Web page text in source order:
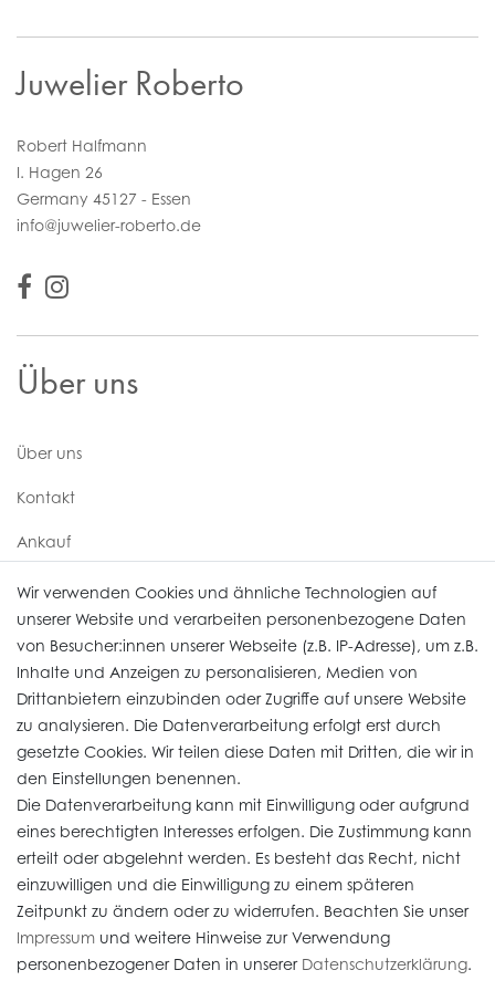
Juwelier Roberto
Robert Halfmann
I. Hagen 26
Germany 45127 - Essen
info@juwelier-roberto.de
Über uns
Über uns
Kontakt
Ankauf
Uhren Service
Vertrag widerrufen
Informationen
Widerrufs­recht
Impressum
AGB
Wir verwenden Cookies und ähnliche Technologien auf
unserer Website und verarbeiten personenbezogene Daten
von Besucher:innen unserer Webseite (z.B. IP-Adresse), um z.B.
Inhalte und Anzeigen zu personalisieren, Medien von
Drittanbietern einzubinden oder Zugriffe auf unsere Website
zu analysieren. Die Datenverarbeitung erfolgt erst durch
gesetzte Cookies. Wir teilen diese Daten mit Dritten, die wir in
den Einstellungen benennen.
Die Datenverarbeitung kann mit Einwilligung oder aufgrund
eines berechtigten Interesses erfolgen. Die Zustimmung kann
erteilt oder abgelehnt werden. Es besteht das Recht, nicht
einzuwilligen und die Einwilligung zu einem späteren
Zeitpunkt zu ändern oder zu widerrufen. Beachten Sie unser
Impressum und weitere Hinweise zur Verwendung
personenbezogener Daten in unserer Daten­schutz­erklärung.